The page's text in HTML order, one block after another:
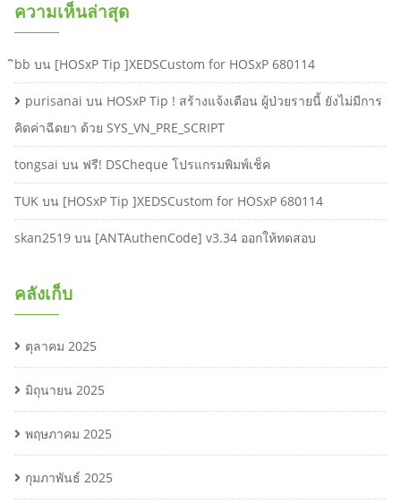
ความเห็นล่าสุด
ิbb บน [HOSxP Tip ]XEDSCustom for HOSxP 680114
purisanai บน HOSxP Tip ! สร้างแจ้งเตือน ผู้ป่วยรายนี้ ยังไม่มีการ
คิดค่าฉีดยา ด้วย SYS_VN_PRE_SCRIPT
tongsai บน ฟรี! DSCheque โปรแกรมพิมพ์เช็ค
TUK บน [HOSxP Tip ]XEDSCustom for HOSxP 680114
skan2519 บน [ANTAuthenCode] v3.34 ออกให้ทดสอบ
คลังเก็บ
ตุลาคม 2025
มิถุนายน 2025
พฤษภาคม 2025
กุมภาพันธ์ 2025